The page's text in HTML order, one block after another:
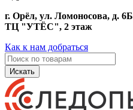
г. Орёл, ул. Ломоносова, д. 6Б
ТЦ "УТЁС", 2 этаж
Как к нам добраться
Искать